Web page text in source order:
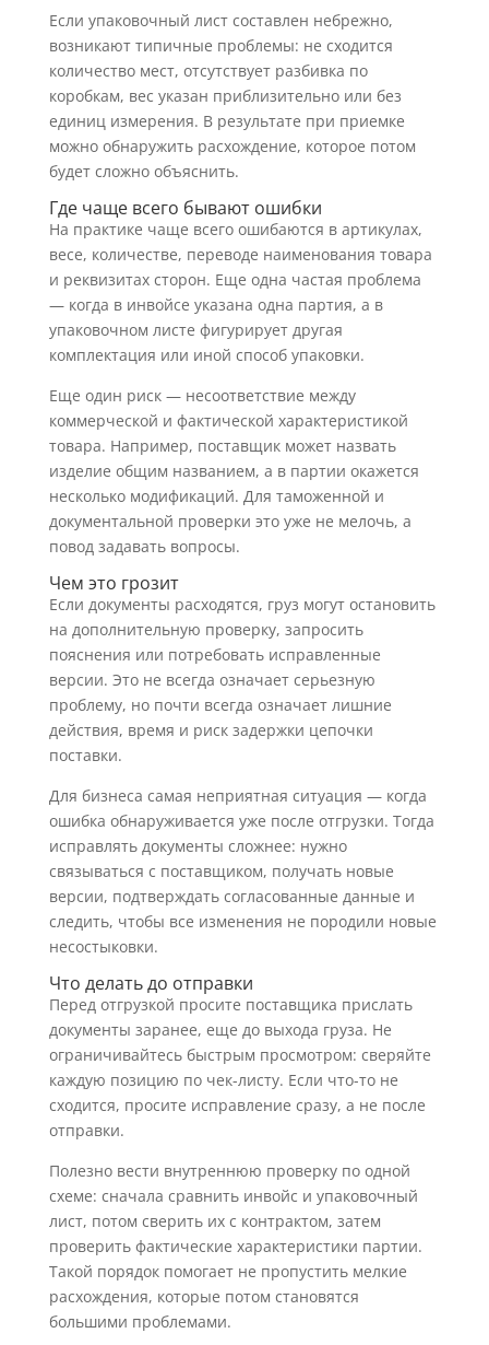
Если упаковочный лист составлен небрежно,
возникают типичные проблемы: не сходится
количество мест, отсутствует разбивка по
коробкам, вес указан приблизительно или без
единиц измерения. В результате при приемке
можно обнаружить расхождение, которое потом
будет сложно объяснить.
Где чаще всего бывают ошибки
На практике чаще всего ошибаются в артикулах,
весе, количестве, переводе наименования товара
и реквизитах сторон. Еще одна частая проблема
— когда в инвойсе указана одна партия, а в
упаковочном листе фигурирует другая
комплектация или иной способ упаковки.
Еще один риск — несоответствие между
коммерческой и фактической характеристикой
товара. Например, поставщик может назвать
изделие общим названием, а в партии окажется
несколько модификаций. Для таможенной и
документальной проверки это уже не мелочь, а
повод задавать вопросы.
Чем это грозит
Если документы расходятся, груз могут остановить
на дополнительную проверку, запросить
пояснения или потребовать исправленные
версии. Это не всегда означает серьезную
проблему, но почти всегда означает лишние
действия, время и риск задержки цепочки
поставки.
Для бизнеса самая неприятная ситуация — когда
ошибка обнаруживается уже после отгрузки. Тогда
исправлять документы сложнее: нужно
связываться с поставщиком, получать новые
версии, подтверждать согласованные данные и
следить, чтобы все изменения не породили новые
несостыковки.
Что делать до отправки
Перед отгрузкой просите поставщика прислать
документы заранее, еще до выхода груза. Не
ограничивайтесь быстрым просмотром: сверяйте
каждую позицию по чек-листу. Если что-то не
сходится, просите исправление сразу, а не после
отправки.
Полезно вести внутреннюю проверку по одной
схеме: сначала сравнить инвойс и упаковочный
лист, потом сверить их с контрактом, затем
проверить фактические характеристики партии.
Такой порядок помогает не пропустить мелкие
расхождения, которые потом становятся
большими проблемами.